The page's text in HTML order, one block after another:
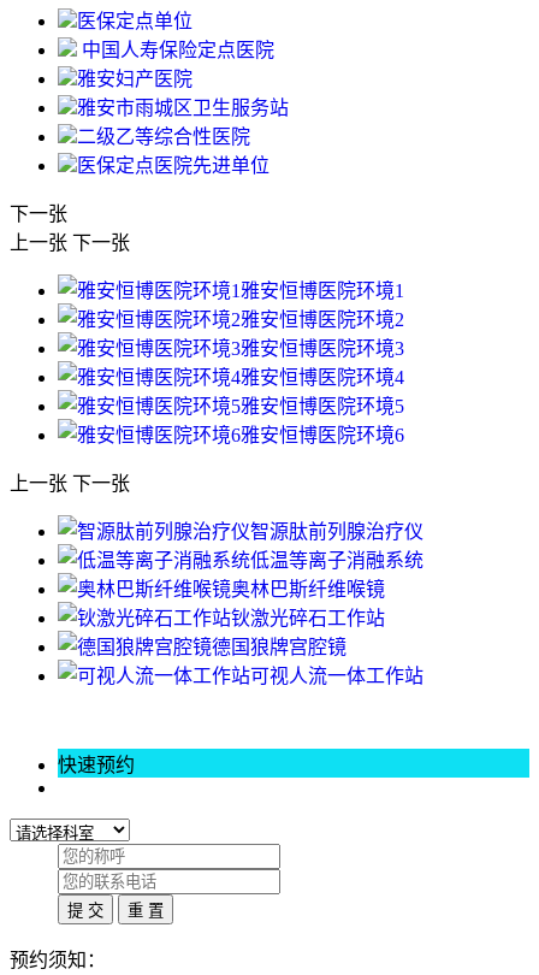
医保定点单位
中国人寿保险定点医院
雅安妇产医院
雅安市雨城区卫生服务站
二级乙等综合性医院
医保定点医院先进单位
下一张
上一张 下一张
雅安恒博医院环境1
雅安恒博医院环境2
雅安恒博医院环境3
雅安恒博医院环境4
雅安恒博医院环境5
雅安恒博医院环境6
上一张 下一张
智源肽前列腺治疗仪
低温等离子消融系统
奥林巴斯纤维喉镜
钬激光碎石工作站
德国狼牌宫腔镜
可视人流一体工作站
快速预约
预约须知：